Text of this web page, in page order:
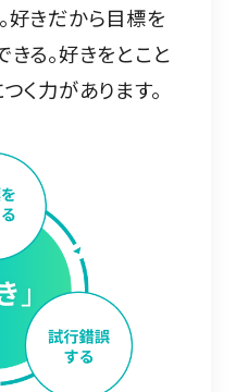
好きだから目標を
る。好きをとこと
く力があります。